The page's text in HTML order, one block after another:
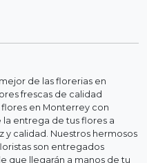
de las florerias en
frescas de calidad
flores en Monterrey con
entrega de tus flores a
y calidad. Nuestros hermosos
son entregados
que llegarán a manos de tu